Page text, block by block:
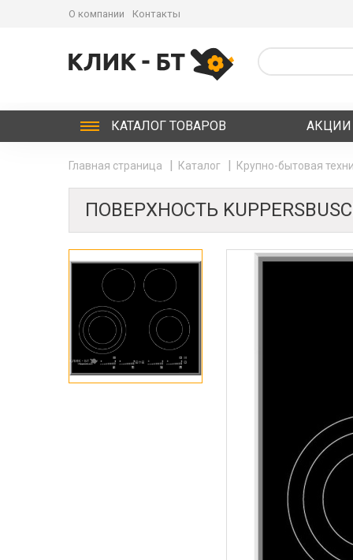
О компании Контакты
КАТАЛОГ ТОВАРОВ АКЦИИ
Главная страница Каталог Крупно-бытовая
ПОВЕРХНОСТЬ